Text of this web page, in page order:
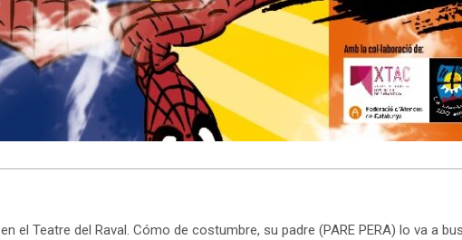
Teatre del Raval. Cómo de costumbre, su padre (PARE PERA) lo va a